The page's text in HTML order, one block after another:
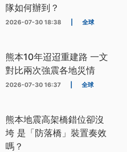
隊如何辦到？
2026-07-30 18:38 全球
熊本10年迢迢重建路 一文
對比兩次強震各地災情
2026-07-30 16:37 全球
熊本地震高架橋錯位卻沒
垮 是「防落橋」裝置奏效
嗎？